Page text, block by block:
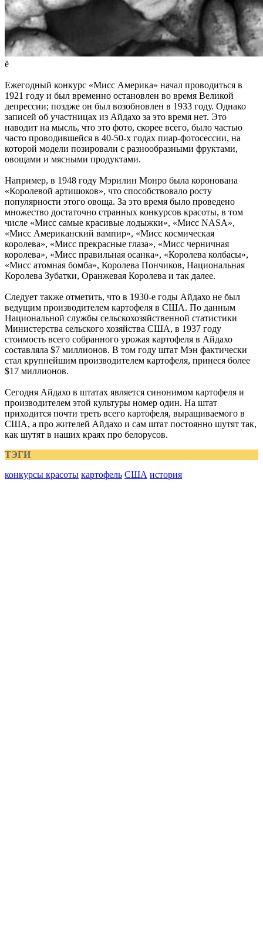
ё
Ежегодный конкурс «Мисс Америка» начал проводиться в
1921 году и был временно остановлен во время Великой
депрессии; поздже он был возобновлен в 1933 году. Однако
записей об участницах из Айдахо за это время нет. Это
наводит на мысль, что это фото, скорее всего, было частью
часто проводившейся в 40-50-х годах пиар-фотосессии, на
которой модели позировали с разнообразными фруктами,
овощами и мясными продуктами.
Например, в 1948 году Мэрилин Монро была коронована
«Королевой артишоков», что способствовало росту
популярности этого овоща. За это время было проведено
множество достаточно странных конкурсов красоты, в том
числе «Мисс самые красивые лодыжки», «Мисс NASA»,
«Мисс Американский вампир», «Мисс космическая
королева», «Мисс прекрасные глаза», «Мисс черничная
королева», «Мисс правильная осанка», «Королева колбасы»,
«Мисс атомная бомба», Королева Пончиков, Национальная
Королева Зубатки, Оранжевая Королева и так далее.
Следует также отметить, что в 1930-е годы Айдахо не был
ведущим производителем картофеля в США. По данным
Национальной службы сельскохозяйственной статистики
Министерства сельского хозяйства США, в 1937 году
стоимость всего собранного урожая картофеля в Айдахо
составляла $7 миллионов. В том году штат Мэн фактически
стал крупнейшим производителем картофеля, принеся более
$17 миллионов.
Сегодня Айдахо в штатах является синонимом картофеля и
производителем этой культуры номер один. На штат
приходится почти треть всего картофеля, выращиваемого в
США, а про жителей Айдахо и сам штат постоянно шутят так,
как шутят в наших краях про белорусов.
ТЭГИ
конкурсы красоты картофель США история